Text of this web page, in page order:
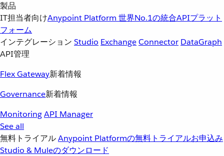
製品
IT担当者向けAnypoint Platform 世界No.1の統合APIプラット
フォーム
インテグレーション Studio ExchangeConnector DataGraph
API管理
Flex Gateway新着情報
Governance新着情報
MonitoringAPI Manager
See all
無料トライアルAnypoint Platformの無料トライアルお申込み
Studio & Muleのダウンロード